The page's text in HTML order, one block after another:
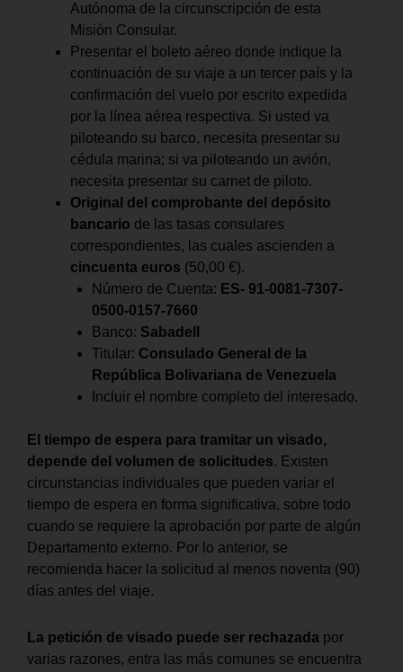
Autónoma de la circunscripción de esta
Misión Consular.
Presentar el boleto aéreo donde indique la
continuación de su viaje a un tercer país y la
confirmación del vuelo por escrito expedida
por la línea aérea respectiva. Si usted va
piloteando su barco, necesita presentar su
cédula marina; si va piloteando un avión,
necesita presentar su carnet de piloto.
Original del comprobante del depósito
bancario de las tasas consulares
correspondientes, las cuales ascienden a
cincuenta euros (50,00 €).
Número de Cuenta: ES- 91-0081-7307-
0500-0157-7660
Banco: Sabadell
Titular: Consulado General de la
República Bolivariana de Venezuela
Incluir el nombre completo del interesado.
El tiempo de espera para tramitar un visado,
depende del volumen de solicitudes. Existen
circunstancias individuales que pueden variar el
tiempo de espera en forma significativa, sobre todo
cuando se requiere la aprobación por parte de algún
Departamento externo. Por lo anterior, se
recomienda hacer la solicitud al menos noventa (90)
días antes del viaje.
La petición de visado puede ser rechazada por
varias razones, entra las más comunes se encuentra